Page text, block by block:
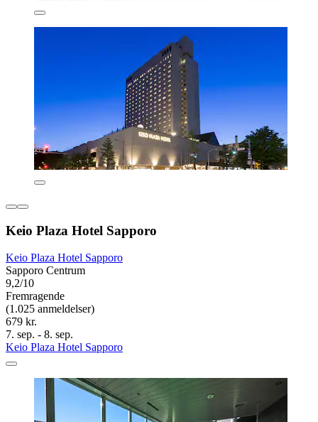
Keio Plaza Hotel Sapporo
Keio Plaza Hotel Sapporo
Sapporo Centrum
9,2/10
Fremragende
(1.025 anmeldelser)
679 kr.
7. sep. - 8. sep.
Keio Plaza Hotel Sapporo